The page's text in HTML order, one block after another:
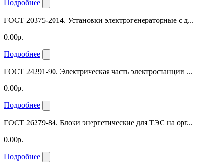
Подробнее
ГОСТ 20375-2014. Установки электрогенераторные с д...
0.00р.
Подробнее
ГОСТ 24291-90. Электрическая часть электростанции ...
0.00р.
Подробнее
ГОСТ 26279-84. Блоки энергетические для ТЭС на орг...
0.00р.
Подробнее